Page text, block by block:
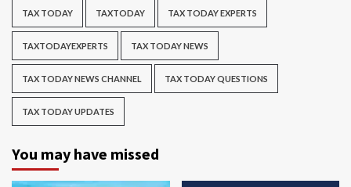
TAX TODAY TAXTODAY TAX TODAY EXPERTS
TAXTODAYEXPERTS TAX TODAY NEWS
TAX TODAY NEWS CHANNEL TAX TODAY QUESTIONS
TAX TODAY UPDATES
You may have missed